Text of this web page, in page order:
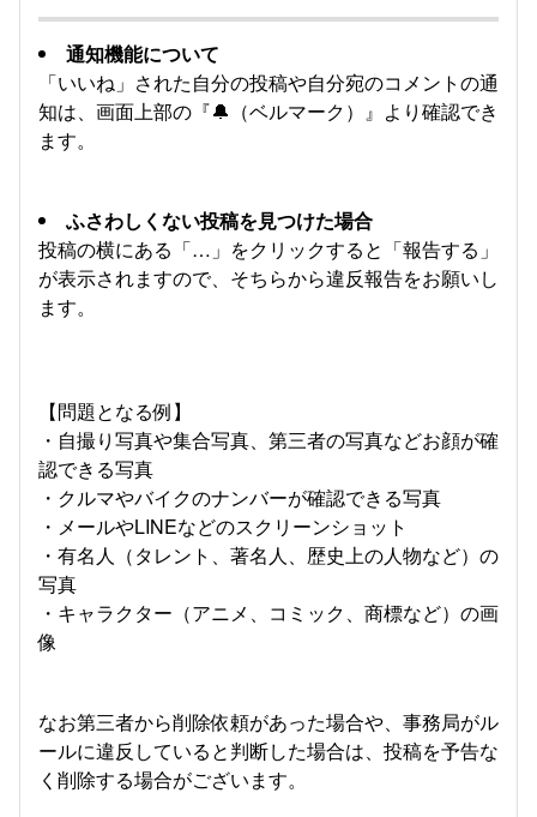
通知機能について
「いいね」された自分の投稿や自分宛のコメントの通
知は、画面上部の『🔔（ベルマーク）』より確認でき
ます。
ふさわしくない投稿を見つけた場合
投稿の横にある「…」をクリックすると「報告する」
が表示されますので、そちらから違反報告をお願いし
ます。
【問題となる例】
・自撮り写真や集合写真、第三者の写真などお顔が確
認できる写真
・クルマやバイクのナンバーが確認できる写真
・メールやLINEなどのスクリーンショット
・有名人（タレント、著名人、歴史上の人物など）の
写真
・キャラクター（アニメ、コミック、商標など）の画
像
なお第三者から削除依頼があった場合や、事務局がル
ールに違反していると判断した場合は、投稿を予告な
く削除する場合がございます。